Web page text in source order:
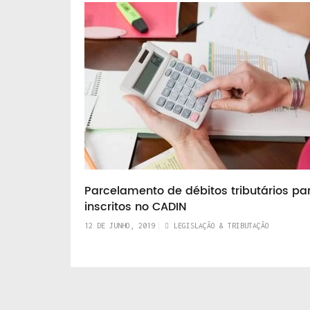
Parcelamento de débitos tributários
inscritos no CADIN
12 DE JUNHO, 2019 LEGISLAÇÃO & TRIBUTAÇÃO